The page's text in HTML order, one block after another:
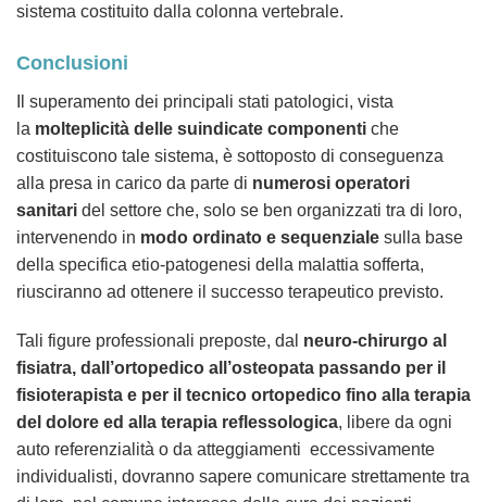
sistema costituito dalla colonna vertebrale.
Conclusioni
Il superamento dei principali stati patologici, vista
la molteplicità delle suindicate componenti che
costituiscono tale sistema, è sottoposto di conseguenza
alla presa in carico da parte di numerosi operatori
sanitari del settore che, solo se ben organizzati tra di loro,
intervenendo in modo ordinato e sequenziale sulla base
della specifica etio-patogenesi della malattia sofferta,
riusciranno ad ottenere il successo terapeutico previsto.
Tali figure professionali preposte, dal neuro-chirurgo al
fisiatra, dall’ortopedico all’osteopata passando per il
fisioterapista e per il tecnico ortopedico fino alla terapia
del dolore ed alla terapia reflessologica, libere da ogni
auto referenzialità o da atteggiamenti eccessivamente
individualisti, dovranno sapere comunicare strettamente tra